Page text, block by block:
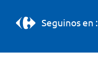
Seguinos en :